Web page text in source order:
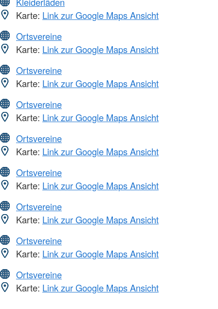
Karte: Link zur Google Maps Ansicht
Ortsvereine
Karte: Link zur Google Maps Ansicht
Ortsvereine
Karte: Link zur Google Maps Ansicht
Ortsvereine
Karte: Link zur Google Maps Ansicht
Ortsvereine
Karte: Link zur Google Maps Ansicht
Ortsvereine
Karte: Link zur Google Maps Ansicht
Ortsvereine
Karte: Link zur Google Maps Ansicht
Ortsvereine
Karte: Link zur Google Maps Ansicht
Ortsvereine
Karte: Link zur Google Maps Ansicht